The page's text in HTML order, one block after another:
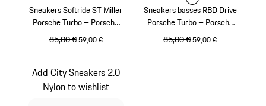
Sneakers Softride ST Miller
Porsche Turbo – Porsche
Legacy x PUMA
prix initial
85,00 €prix de vente
59,00 €
Sneakers basses RBD Drive
Porsche Turbo – Porsche
Legacy x PUMA
prix initial
85,00 €prix de vente
59,00 €
Add City Sneakers 2.0
Nylon to wishlist